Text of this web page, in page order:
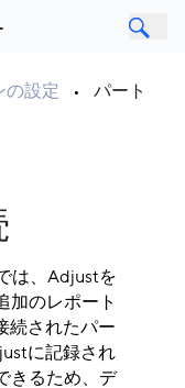
設定 •
パート
は、Adjustを
加のレポート
続されたパー
に記録され
きるため、デ